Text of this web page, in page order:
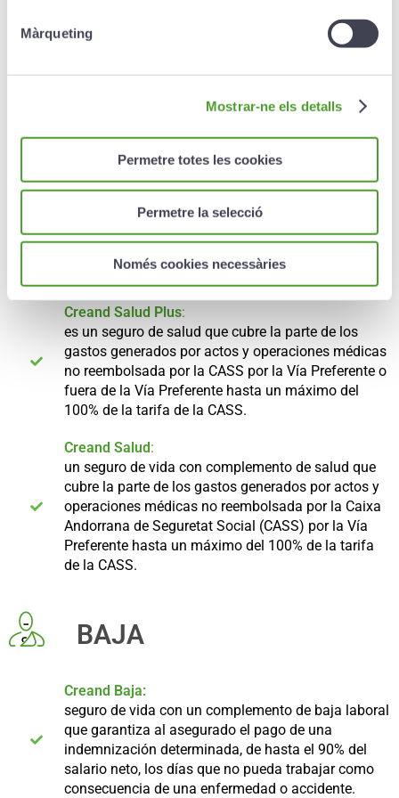
Màrqueting
Mostrar-ne els detalls
Permetre totes les cookies
Permetre la selecció
Només cookies necessàries
es un seguro de vida que, en caso de muerte o
beneficiarios un capital a partir de 12.000 euros.
SALUD
un seguro de salud con libertad total para escoger
médico, sin límite geográfico ni de especialidad, que
cubre hasta el 100% de los gastos reales que no
Creand Salud Plus:
es un seguro de salud que cubre la parte de los
gastos generados por actos y operaciones médicas
no reembolsada por la CASS por la Vía Preferente o
fuera de la Vía Preferente hasta un máximo del
100% de la tarifa de la CASS.
Creand Salud:
un seguro de vida con complemento de salud que
cubre la parte de los gastos generados por actos y
operaciones médicas no reembolsada por la Caixa
Andorrana de Seguretat Social (CASS) por la Vía
Preferente hasta un máximo del 100% de la tarifa
de la CASS.
BAJA
Creand Baja:
seguro de vida con un complemento de baja laboral
que garantiza al asegurado el pago de una
indemnización determinada, de hasta el 90% del
salario neto, los días que no pueda trabajar como
consecuencia de una enfermedad o accidente.